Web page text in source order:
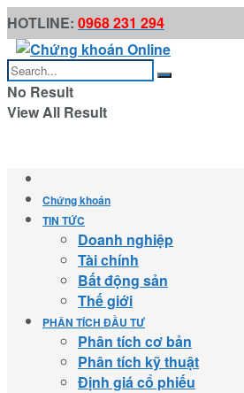
HOTLINE: 0968 231 294
No Result
View All Result
Chứng khoán
TIN TỨC
Doanh nghiệp
Tài chính
Bất động sản
Thế giới
PHÂN TÍCH ĐẦU TƯ
Phân tích cơ bản
Phân tích kỹ thuật
Định giá cổ phiếu